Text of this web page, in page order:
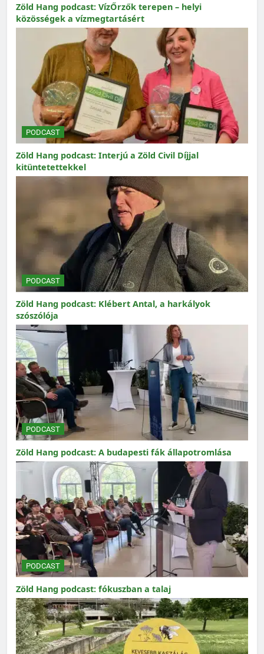
Zöld Hang podcast: VízŐrzők terepen – helyi
közösségek a vízmegtartásért
PODCAST
Zöld Hang podcast: Interjú a Zöld Civil Díjjal
kitüntetettekkel
PODCAST
Zöld Hang podcast: Klébert Antal, a harkályok
szószólója
PODCAST
Zöld Hang podcast: A budapesti fák állapotromlása
PODCAST
Zöld Hang podcast: fókuszban a talaj